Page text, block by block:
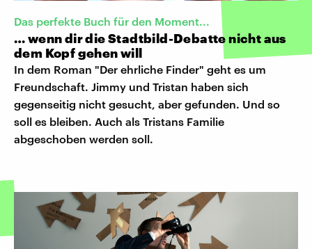
Das perfekte Buch für den Moment...
… wenn dir die Stadtbild-Debatte nicht aus
dem Kopf gehen will
In dem Roman "Der ehrliche Finder" geht es um
Freundschaft. Jimmy und Tristan haben sich
gegenseitig nicht gesucht, aber gefunden. Und so
soll es bleiben. Auch als Tristans Familie
abgeschoben werden soll.